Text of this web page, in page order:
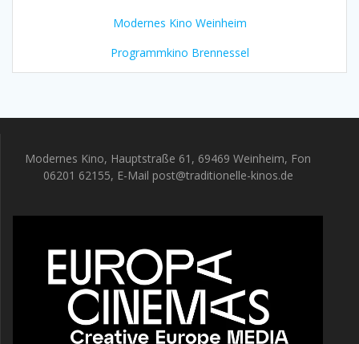
Modernes Kino Weinheim
Programmkino Brennessel
Modernes Kino, Hauptstraße 61, 69469 Weinheim, Fon
06201 62155, E-Mail post@traditionelle-kinos.de